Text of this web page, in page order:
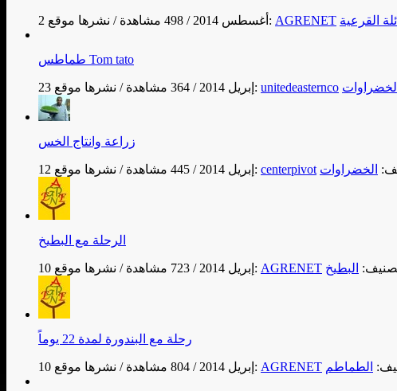
2 أغسطس 2014 / 498 مشاهدة / نشرها موقع: AGRENET القرعية
طماطس Tom tato
23 إبريل 2014 / 364 مشاهدة / نشرها موقع: unitedeasternco الخضراوات
زراعة وانتاج الخس
12 إبريل 2014 / 445 مشاهدة / نشرها موقع: centerpivot الخضراوات
الرحلة مع البطيخ
10 إبريل 2014 / 723 مشاهدة / نشرها موقع: AGRENET البطيخ
رحلة مع البندورة لمدة 22 يوماً
10 إبريل 2014 / 804 مشاهدة / نشرها موقع: AGRENET الطماطم